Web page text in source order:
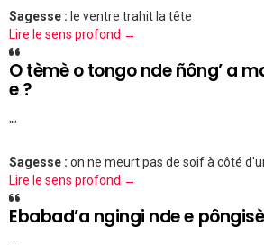
Sagesse : le ventre trahit la tête
Lire le sens profond →
O tèmè o tongo nde ñông’ a
e ?
""
Sagesse : on ne meurt pas de soif à côté
Lire le sens profond →
Ebabad’a ngingi nde e